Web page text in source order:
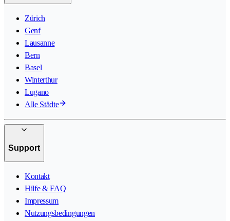
Zürich
Genf
Lausanne
Bern
Basel
Winterthur
Lugano
Alle Städte
Support
Kontakt
Hilfe & FAQ
Impressum
Nutzungsbedingungen